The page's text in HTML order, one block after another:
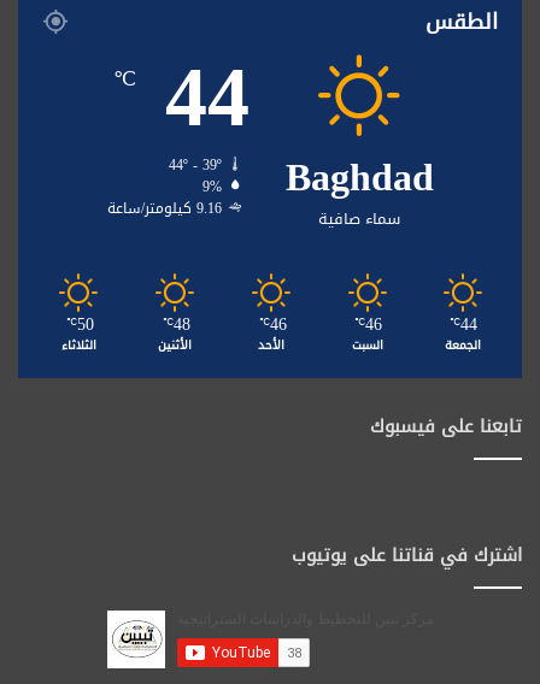
الطقس
Baghdad
سماء صافية
44
℃
44º - 39º
9%
9.16 كيلومتر/ساعة
44
℃
الجمعة
46
℃
السبت
46
℃
الأحد
48
℃
الأثنين
50
℃
الثلاثاء
تابعنا على فيسبوك
اشترك في قناتنا على يوتيوب